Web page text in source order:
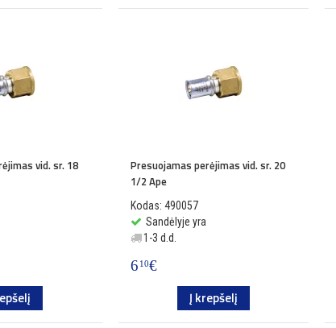
vid. sr. 18
Presuojamas perėjimas vid. sr. 20
1/2 Ape
Kodas: 490057
Sandėlyje yra
1-3 d.d.
6 10€
Į krepšelį